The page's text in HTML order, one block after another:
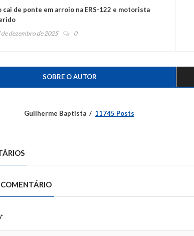
cai de ponte em arroio na ERS-122 e motorista
de dezembro de 2025 0
SOBRE O AUTOR
Guilherme Baptista 11745 Posts